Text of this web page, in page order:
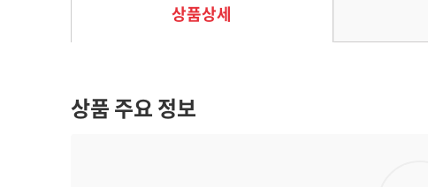
상품상세
상품 주요 정보